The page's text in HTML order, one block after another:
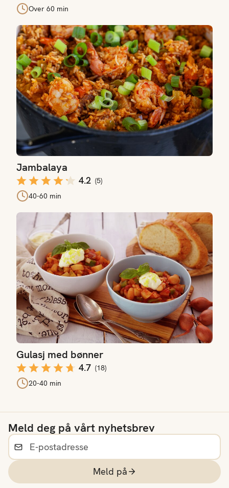
Over 60 min
Jambalaya
4.2 (5)
40-60 min
Jambalaya
Gulasj med bønner
4.7 (18)
20-40 min
Gulasj med bønner
Meld deg på vårt nyhetsbrev
Meld på